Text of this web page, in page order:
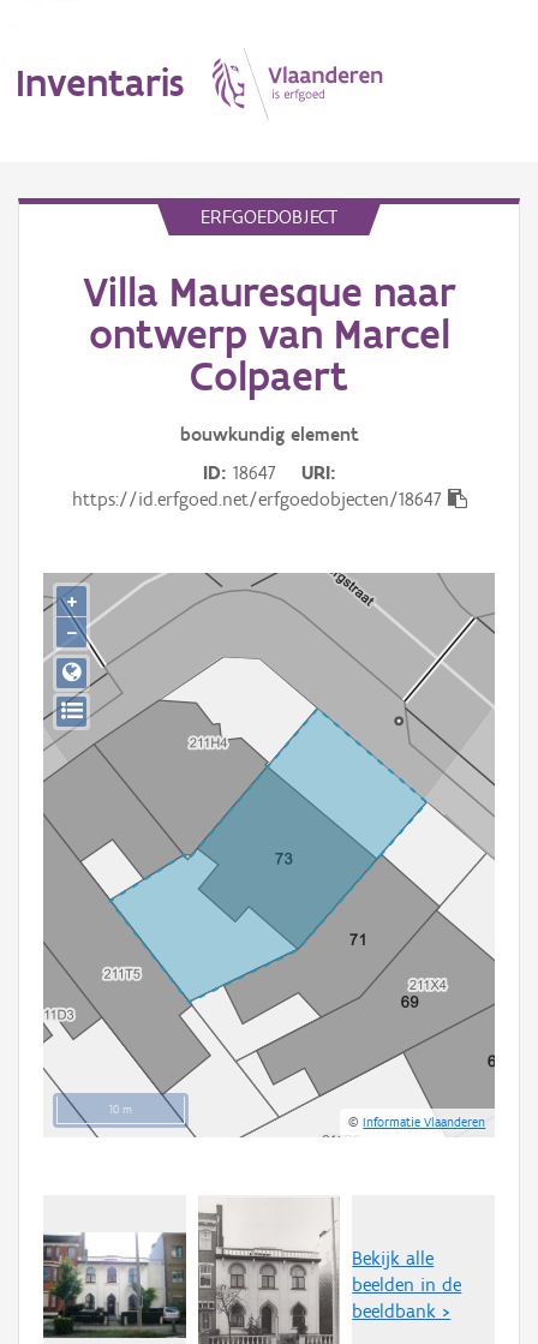
Inventaris
Erfgoedobject
Aanduidingsobject
Gebeurtenis
Downloads
Hergebruik
Aanmelden
ERFGOEDOBJECT
Villa Mauresque naar
ontwerp van Marcel
Colpaert
bouwkundig element
ID 18647
URI
https://id.erfgoed.net/erfgoedobjecten/18647
10 m
©Informatie Vlaanderen
+
−
Bekijk alle
beelden in de
beeldbank >